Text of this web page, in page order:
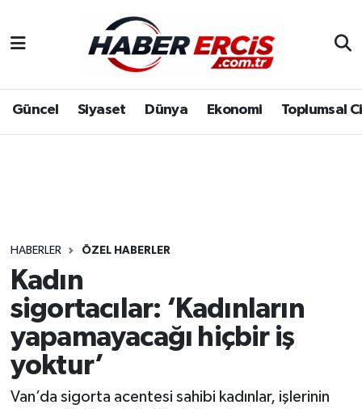
Güncel Siyaset Dünya Ekonomi Toplumsal
HABERLER ÖZEL HABERLER
Kadın
sigortacılar: ‘Kadınların
yapamayacağı hiçbir iş
yoktur’
Van’da sigorta acentesi sahibi kadınlar, işlerinin